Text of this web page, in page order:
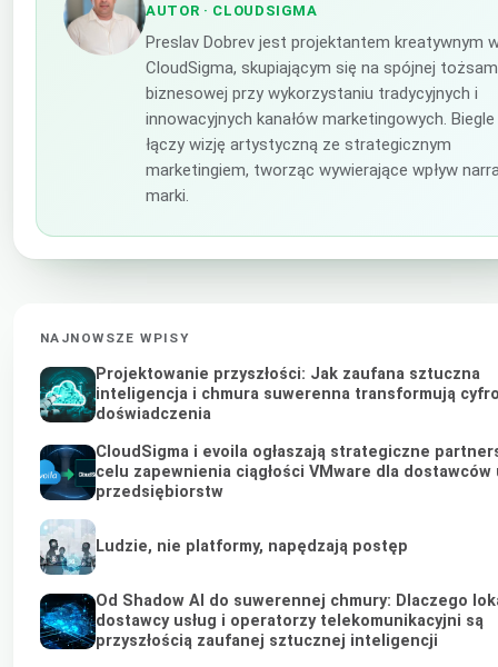
AUTOR · CLOUDSIGMA
Preslav Dobrev jest projektantem kreatywnym
CloudSigma, skupiającym się na spójnej
biznesowej przy wykorzystaniu tradycyjnych i
innowacyjnych kanałów marketingowych. Biegle
łączy wizję artystyczną ze strategicznym
marketingiem, tworząc wywierające wpływ
marki.
NAJNOWSZE WPISY
Projektowanie przyszłości: Jak zaufana sztuczna
inteligencja i chmura suwerenna transformują
doświadczenia
CloudSigma i evoila ogłaszają strategiczne
celu zapewnienia ciągłości VMware dla dostawców
przedsiębiorstw
Ludzie, nie platformy, napędzają postęp
Od Shadow AI do suwerennej chmury: Dlaczego
dostawcy usług i operatorzy telekomunikacyjni są
przyszłością zaufanej sztucznej inteligencji